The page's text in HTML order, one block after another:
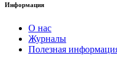
Информация
О нас
Журналы
Полезная